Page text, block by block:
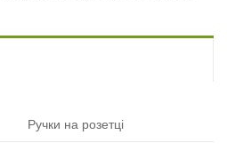
Ручки на розетці